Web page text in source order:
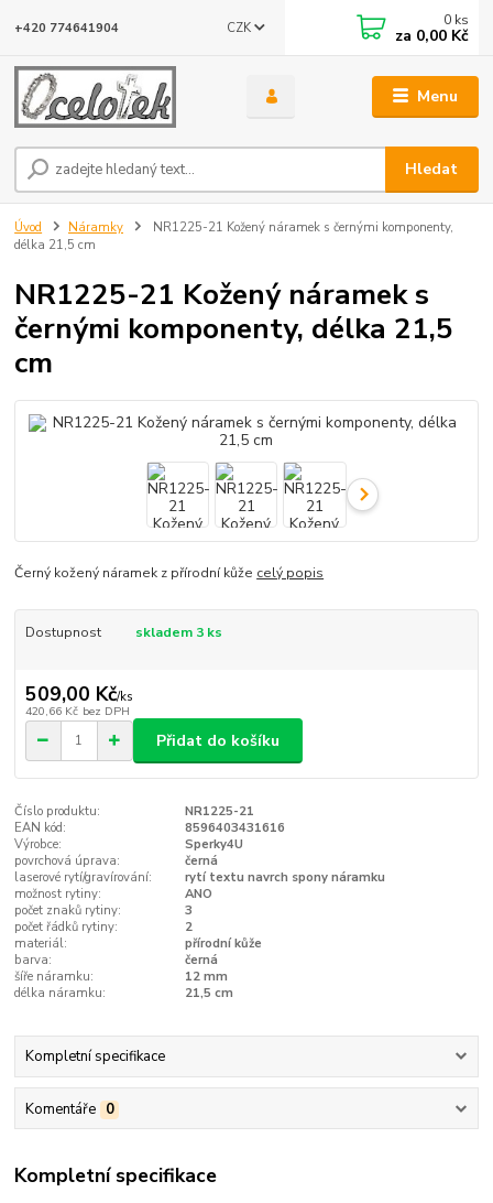
Menu
CZK
Hledat
+420 774641904 0 ks
za 0,00 Kč
Úvod Náramky
NR1225-21 Kožený náramek s černými komponenty,
délka 21,5 cm
NR1225-21 Kožený náramek s
černými komponenty, délka 21,5
cm
Černý kožený náramek z přírodní kůže celý popis
Dostupnost skladem 3 ks
509,00 Kč/ks
420,66 Kč bez DPH
Přidat do košíku
Číslo produktu:
NR1225-21
EAN kód:
8596403431616
Výrobce:
Sperky4U
povrchová úprava:
černá
laserové rytí/gravírování:
rytí textu navrch spony náramku
možnost rytiny:
ANO
počet znaků rytiny:
3
počet řádků rytiny:
2
materiál:
přírodní kůže
barva:
černá
šíře náramku:
12 mm
délka náramku:
21,5 cm
Kompletní specifikace
Komentáře 0
Kompletní specifikace